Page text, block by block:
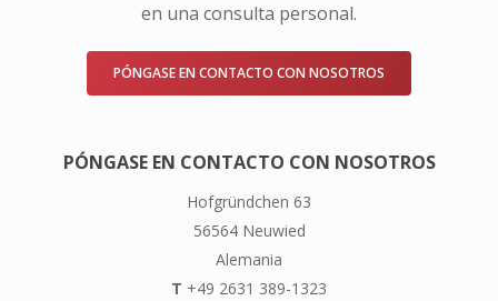
en una consulta personal.
PÓNGASE EN CONTACTO CON NOSOTROS
PÓNGASE EN CONTACTO CON NOSOTROS
Hofgründchen 63
56564 Neuwied
Alemania
T +49 2631 389-1323